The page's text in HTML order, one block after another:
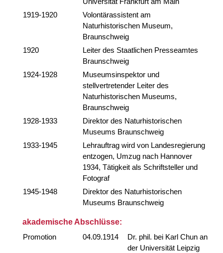
1919-1920
Volontärassistent am
Naturhistorischen Museum,
Braunschweig
1920
Leiter des Staatlichen Presseamtes
Braunschweig
1924-1928
Museumsinspektor und
stellvertretender Leiter des
Naturhistorischen Museums,
Braunschweig
1928-1933
Direktor des Naturhistorischen
Museums Braunschweig
1933-1945
Lehrauftrag wird von Landesregierung
entzogen, Umzug nach Hannover
1934, Tätigkeit als Schriftsteller und
Fotograf
1945-1948
Direktor des Naturhistorischen
Museums Braunschweig
akademische Abschlüsse:
Promotion
04.09.1914
Dr. phil. bei Karl Chun an
der Universität Leipzig